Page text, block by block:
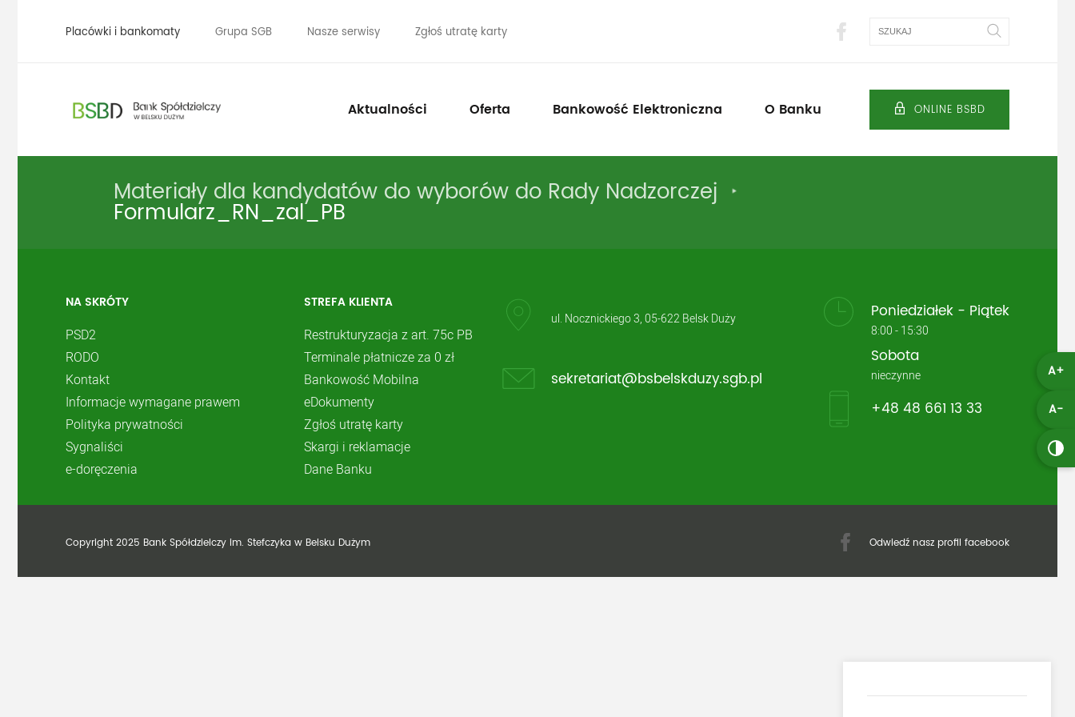
A+
A-
Placówki i bankomaty Grupa SGB Nasze serwisy Zgłoś utratę karty Szukaj
Aktualności Oferta Bankowość Elektroniczna O Banku ONLINE BSBD
Materiały dla kandydatów do wyborów do Rady Nadzorczej
Formularz_RN_zal_PB
NA SKRÓTY
PSD2
RODO
Kontakt
Informacje wymagane prawem
Polityka prywatności
Sygnaliści
e-doręczenia
STREFA KLIENTA
Restrukturyzacja z art. 75c PB
Terminale płatnicze za 0 zł
Bankowość Mobilna
eDokumenty
Zgłoś utratę karty
Skargi i reklamacje
Dane Banku
ul. Nocznickiego 3, 05-622 Belsk Duży
sekretariat@bsbelskduzy.sgb.pl
Poniedziałek - Piątek
8:00 - 15:30
Sobota
nieczynne
+48 48 661 13 33
Copyright 2025 Bank Spółdzielczy im. Stefczyka w Belsku Dużym Odwiedź nasz profil facebook